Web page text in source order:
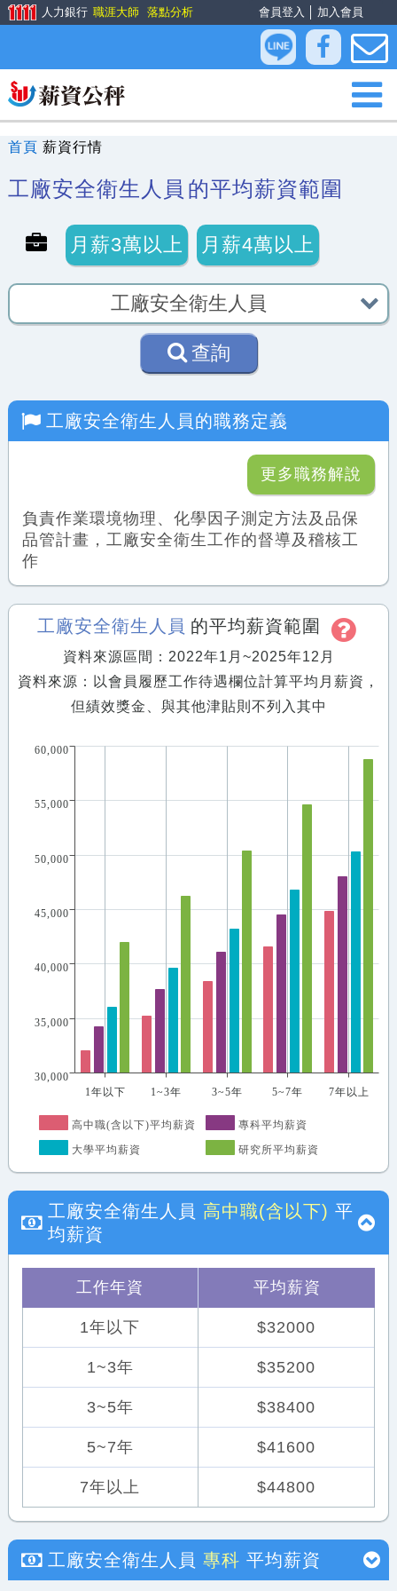
會員登入 加入會員
人力銀行 職涯大師 落點分析
首頁 薪資行情
工廠安全衛生人員 的平均薪資範圍
月薪3萬以上 月薪4萬以上
查詢
工廠安全衛生人員 的職務定義
更多職務解說
負責作業環境物理、化學因子測定方法及品保
品管計畫，工廠安全衛生工作的督導及稽核工
作
工廠安全衛生人員 的平均薪資範圍
資料來源區間：2022年1月~2025年12月
資料來源：以會員履歷工作待遇欄位計算平均月薪資，
但績效獎金、與其他津貼則不列入其中
1年以下 1~3年 3~5年 5~7年 7年以上
30,000
35,000
40,000
45,000
50,000
55,000
60,000
高中職(含以下)平均薪資
專科平均薪資
大學平均薪資
研究所平均薪資
工廠安全衛生人員 高中職(含以下) 平
均薪資
工作年資 平均薪資
1年以下
1~3年
3~5年
5~7年
7年以上
$32000
$35200
$38400
$41600
$44800
工廠安全衛生人員 專科 平均薪資